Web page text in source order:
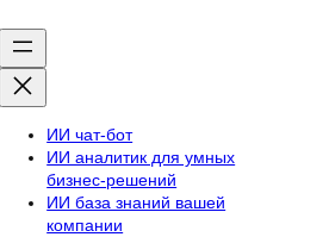
ИИ чат-бот
ИИ аналитик для умных
бизнес-решений
ИИ база знаний вашей
компании